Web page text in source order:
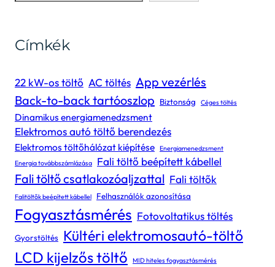
Címkék
22 kW-os töltő AC töltés App vezérlés
Back-to-back tartóoszlop
Biztonság Céges töltés
Dinamikus energiamenedzsment
Elektromos autó töltő berendezés
Elektromos töltőhálózat kiépítése Energiamenedzsment
Energia továbbszámlázása
Fali töltő beépített kábellel
Fali töltő csatlakozóaljzattal Fali töltők
Falitöltők beépített kábellel Felhasználók azonosítása
Fogyasztásmérés Fotovoltatikus töltés
Gyorstöltés Kültéri elektromosautó-töltő
LCD kijelzős töltő MID hiteles fogyasztásmérés